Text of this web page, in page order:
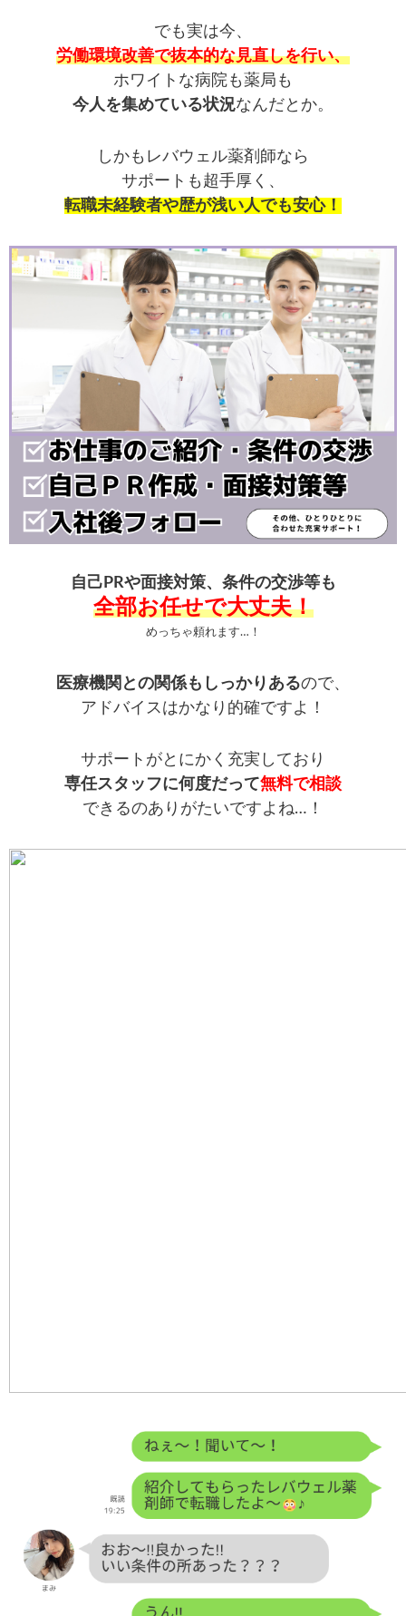
でも実は今、
労働環境改善で抜本的な見直しを行い、
ホワイトな病院も薬局も
今人を集めている状況なんだとか。
しかもレバウェル薬剤師なら
サポートも超手厚く、
転職未経験者や歴が浅い人でも安心！
自己PRや面接対策、条件の交渉等も
全部お任せで大丈夫！
めっちゃ頼れます…！
医療機関との関係もしっかりあるので、
アドバイスはかなり的確ですよ！
サポートがとにかく充実しており
専任スタッフに何度だって無料で相談
できるのありがたいですよね…！